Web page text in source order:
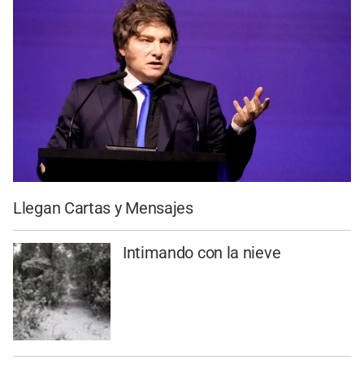
Llegan Cartas y Mensajes
Intimando con la nieve